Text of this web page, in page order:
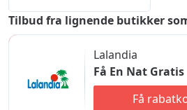
Tilbud fra lignende butikker
Lalandia
Få En Nat Gratis
Få